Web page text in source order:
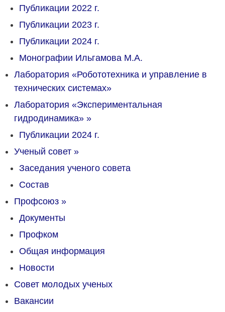
Публикации 2022 г.
Публикации 2023 г.
Публикации 2024 г.
Монографии Ильгамова М.А.
Лаборатория «Робототехника и управление в
технических системах»
Лаборатория «Экспериментальная
гидродинамика» »
Публикации 2024 г.
Ученый совет »
Заседания ученого совета
Состав
Профсоюз »
Документы
Профком
Общая информация
Новости
Совет молодых ученых
Вакансии